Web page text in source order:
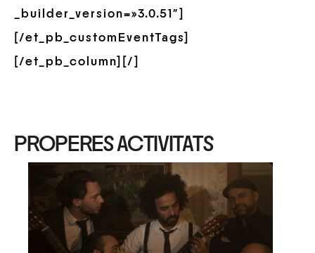
_builder_version=»3.0.51″]
[/et_pb_customEventTags]
[/et_pb_column][/]
PROPERES ACTIVITATS